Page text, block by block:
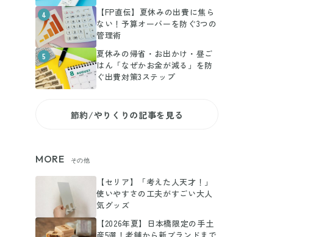
4
【FP直伝】夏休みの出費に焦ら
ない！予算オーバーを防ぐ3つの
管理術
5
夏休みの帰省・お出かけ・昼ご
はん「なぜかお金が減る」を防
ぐ出費対策3ステップ
節約/やりくりの記事を見る
MORE その他
【セリア】「考えた人天才！」
使いやすさの工夫がすごい大人
気グッズ
【2026年夏】日本橋限定の手土